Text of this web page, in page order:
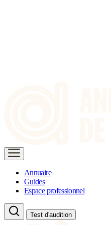
Annuaire
Guides
Espace professionnel
Test d'audition